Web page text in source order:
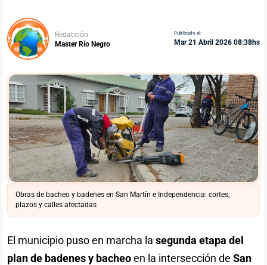
Redacción
Master Río Negro
Publicado el:
Mar 21 Abril 2026 08:38hs
Obras de bacheo y badenes en San Martín e Independencia: cortes,
plazos y calles afectadas
El municipio puso en marcha lasegunda etapa del
plan de badenes y bacheoen la intersección deSan